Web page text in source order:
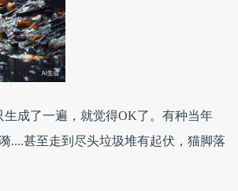
成了一遍，就觉得OK了。有种当年
....甚至走到尽头垃圾堆有起伏，猫脚落